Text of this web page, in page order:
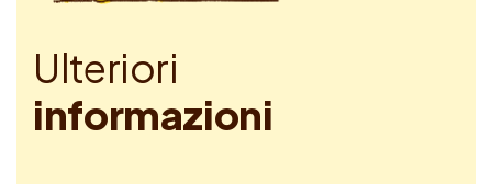
Ulteriori
informazioni